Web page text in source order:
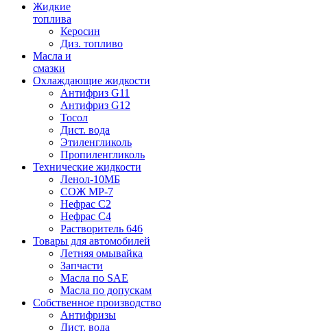
Жидкие
топлива
Керосин
Диз. топливо
Масла и
смазки
Охлаждающие жидкости
Антифриз G11
Антифриз G12
Тосол
Дист. вода
Этиленгликоль
Пропиленгликоль
Технические жидкости
Ленол-10МБ
СОЖ МР-7
Нефрас С2
Нефрас С4
Растворитель 646
Товары для автомобилей
Летняя омывайка
Запчасти
Масла по SAE
Масла по допускам
Собственное производство
Антифризы
Дист. вода